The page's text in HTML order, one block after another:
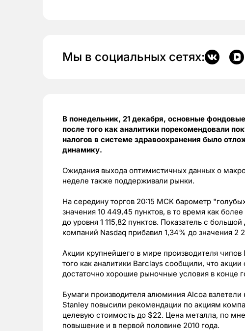
Мы в социальных сетях:
В понедельник, 21 декабря, основные
после того как аналитики порекомендовали
налогов в системе здравоохранения было
динамику.
Ожидания выхода оптимистичных данных о
неделе также поддерживали рынки.
На середину торгов 20:15 МСК барометр
значения 10 449,45 пунктов, в то время как
до уровня 1 115,82 пунктов. Показатель с
компаний Nasdaq прибавил 1,34% до значения 2
Акции крупнейшего в мире производителя
того как аналитики Barclays сообщили, что
достаточно хорошие рыночные условия в конце
Бумаги производителя алюминия Alcoa
Stanley повысили рекомендации по акциям
целевую стоимость до $22. Цена металла, по
повышение и в первой половине 2010 года.